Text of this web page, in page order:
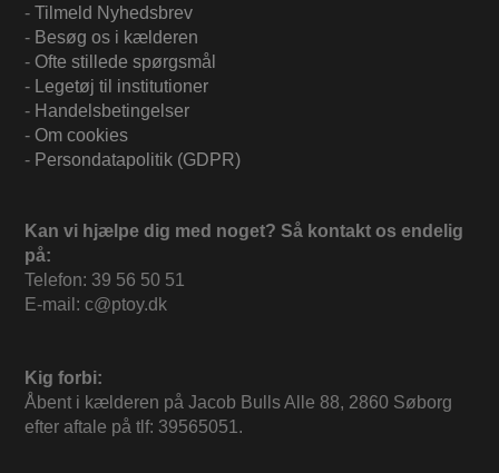
- Tilmeld Nyhedsbrev
- Besøg os i kælderen
- Ofte stillede spørgsmål
- Legetøj til institutioner
- Handelsbetingelser
- Om cookies
- Persondatapolitik (GDPR)
Kan vi hjælpe dig med noget? Så kontakt os endelig
på:
Telefon: 39 56 50 51
E-mail: c@ptoy.dk
Kig forbi:
Åbent i kælderen på Jacob Bulls Alle 88, 2860 Søborg
efter aftale på tlf: 39565051.